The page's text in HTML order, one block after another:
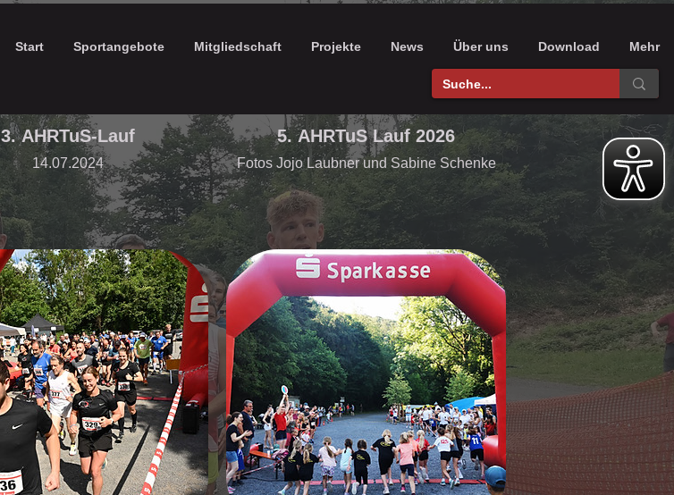
Start Sportangebote Mitgliedschaft Projekte News Über uns Download Mehr
3. AHRTuS-Lauf
14.07.2024
5. AHRTuS Lauf 2026
Fotos Jojo Laubner und Sabine Schenke